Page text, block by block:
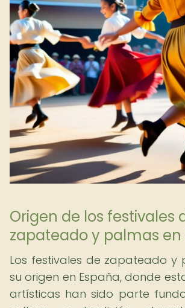
Origen de los festivales
zapateado y palmas en
Los festivales de zapateado y
su origen en España, donde
artísticas han sido parte